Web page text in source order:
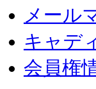
メール
キャデ
会員権